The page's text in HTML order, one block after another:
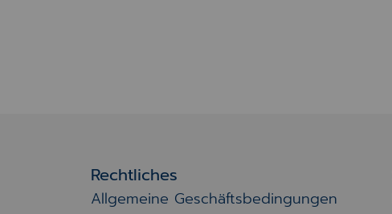
Rechtliches
Allgemeine Geschäftsbedingungen